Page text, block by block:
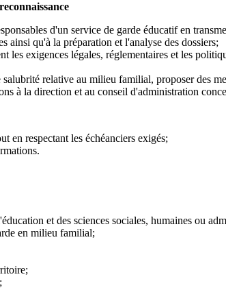
d'un service de garde éducatif en
ainsi qu'à la préparation et l'analyse des dossiers;
les exigences légales, réglementaires et les
relative au milieu familial, proposer des
à la direction et au conseil d'administration
en respectant les échéanciers exigés;
et des sciences sociales, humaines ou
en milieu familial;